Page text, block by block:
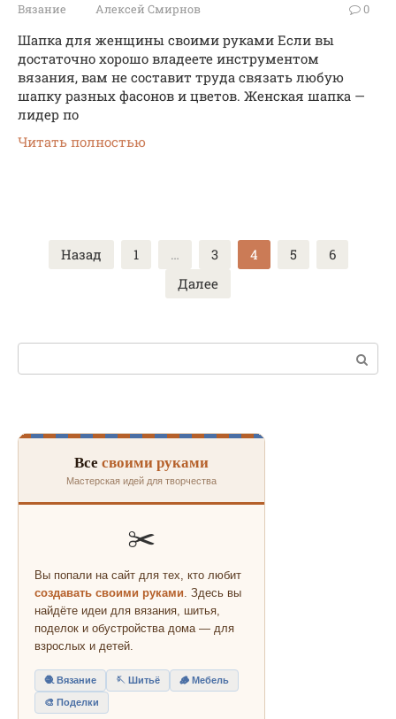
Вязание Алексей Смирнов 0
Шапка для женщины своими руками Если вы
достаточно хорошо владеете инструментом
вязания, вам не составит труда связать любую
шапку разных фасонов и цветов. Женская шапка —
лидер по
Читать полностью
Пагинация
записей
Назад 1 … 3 4 5
6
Далее
Поиск:
Все своими руками
Мастерская идей для творчества
✂️
Вы попали на сайт для тех, кто любит
создавать своими руками. Здесь вы
найдёте идеи для вязания, шитья,
поделок и обустройства дома — для
взрослых и детей.
🧶 Вязание 🪡 Шитьё 🪵 Мебель
🎨 Поделки